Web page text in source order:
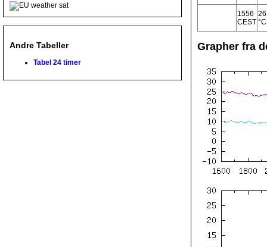
Andre Tabeller
Tabel 24 timer
1556
CEST °C
Grapher fra